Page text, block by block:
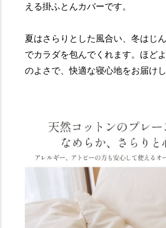
える掛ふとんカバーです。
夏はさらりとした風合い、冬はじ
でカラダを包んでくれます。ほど
のよさで、快適な寝心地をお届けし